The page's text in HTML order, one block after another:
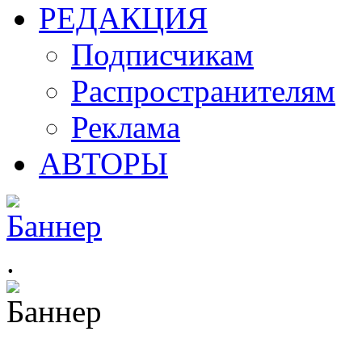
РЕДАКЦИЯ
Подписчикам
Распространителям
Реклама
АВТОРЫ
.